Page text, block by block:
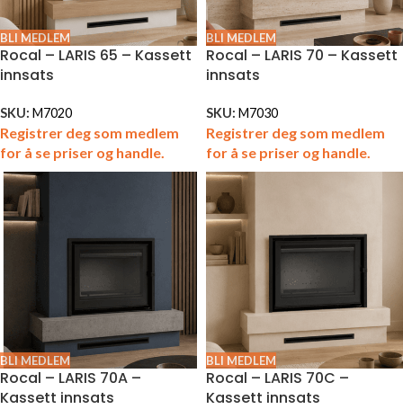
BLI MEDLEM
Rocal – LARIS 65 – Kassett
innsats
SKU: M7020
Registrer deg som medlem
for å se priser og handle.
BLI MEDLEM
Rocal – LARIS 70 – Kassett
innsats
SKU: M7030
Registrer deg som medlem
for å se priser og handle.
BLI MEDLEM
Rocal – LARIS 70A –
Kassett innsats
BLI MEDLEM
Rocal – LARIS 70C –
Kassett innsats